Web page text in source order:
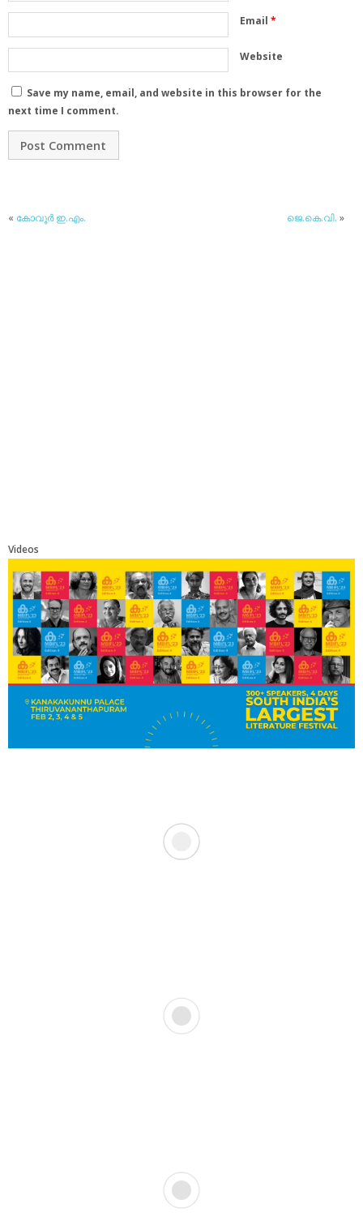
Email *
Website
Save my name, email, and website in this browser for the
next time I comment.
« കോവൂര്‍ ഇ.എം. ജെ.കെ.വി. »
Videos